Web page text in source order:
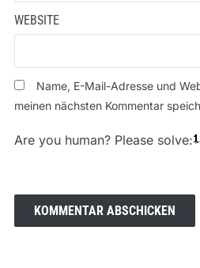
WEBSITE
Name, E-Mail-Adresse und
meinen nächsten Kommentar
Are you human? Please solve: